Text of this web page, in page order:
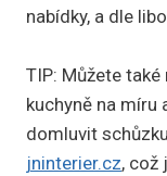
nabídky, a dle
TIP: Můžete
kuchyně na míru
domluvit
jninterier.cz, což